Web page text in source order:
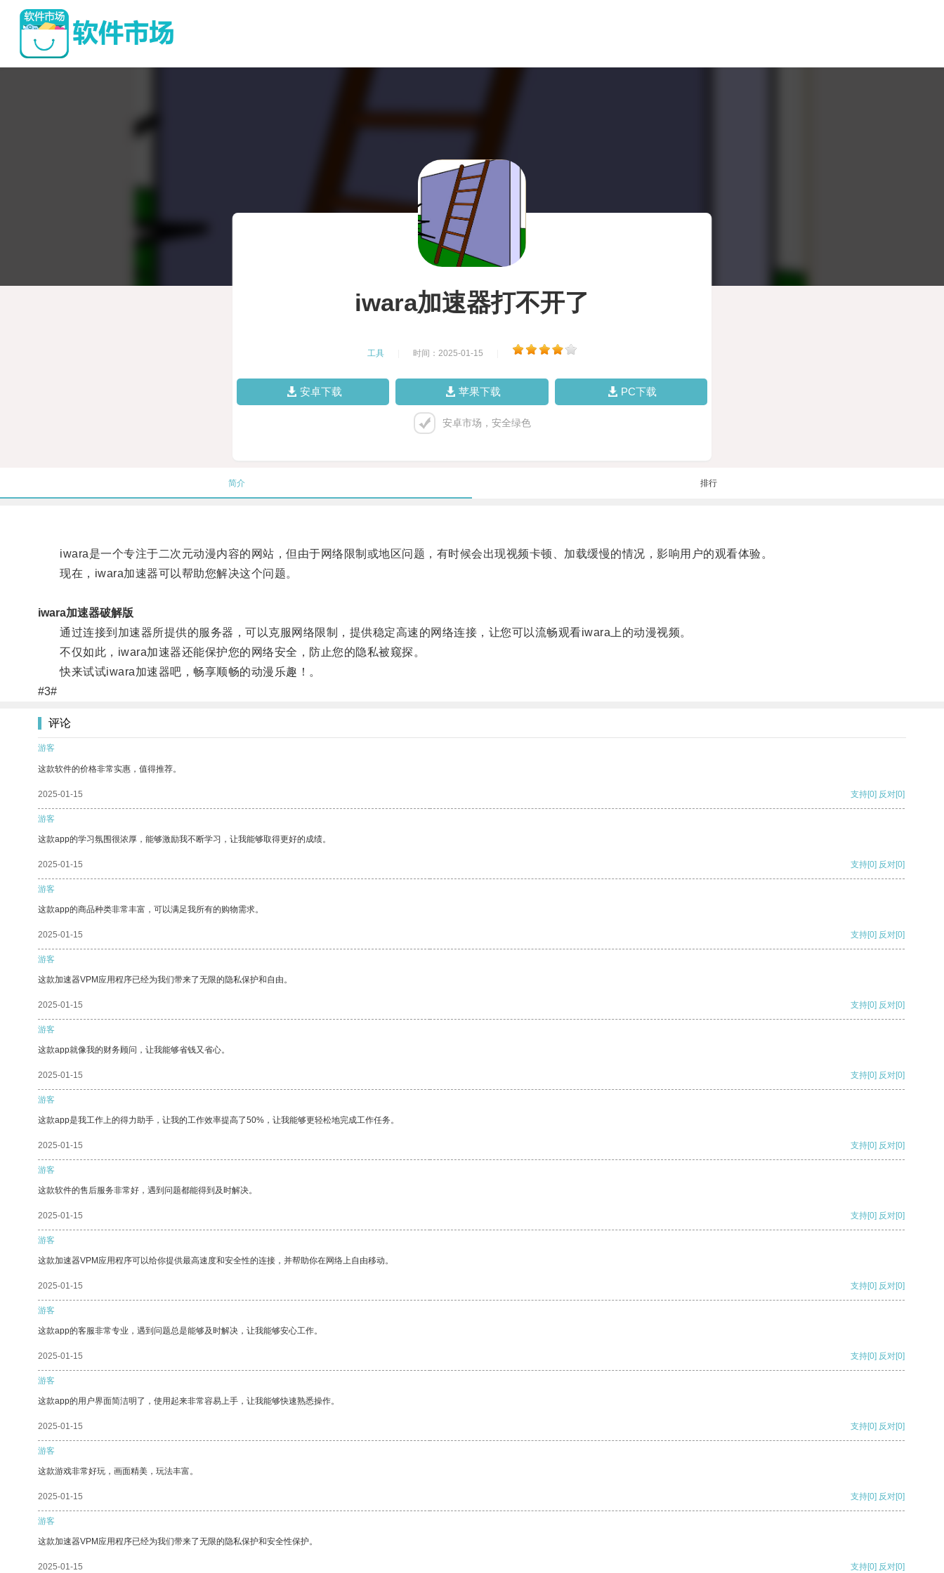
iwara加速器打不开了
工具 时间：2025-01-15
安卓下载 苹果下载 PC下载
安卓市场，安全绿色
简介 排行
iwara是一个专注于二次元动漫内容的网站，但由于网络限制或地区问题，有时候会出现视频卡顿、加载缓慢的情况，影响用户的观看体验。
现在，iwara加速器可以帮助您解决这个问题。
iwara加速器破解版
通过连接到加速器所提供的服务器，可以克服网络限制，提供稳定高速的网络连接，让您可以流畅观看iwara上的动漫视频。
不仅如此，iwara加速器还能保护您的网络安全，防止您的隐私被窥探。
快来试试iwara加速器吧，畅享顺畅的动漫乐趣！。
#3#
评论
游客
这款软件的价格非常实惠，值得推荐。
2025-01-15 支持[0] 反对[0]
游客
这款app的学习氛围很浓厚，能够激励我不断学习，让我能够取得更好的成绩。
2025-01-15 支持[0] 反对[0]
游客
这款app的商品种类非常丰富，可以满足我所有的购物需求。
2025-01-15 支持[0] 反对[0]
游客
这款加速器VPM应用程序已经为我们带来了无限的隐私保护和自由。
2025-01-15 支持[0] 反对[0]
游客
这款app就像我的财务顾问，让我能够省钱又省心。
2025-01-15 支持[0] 反对[0]
游客
这款app是我工作上的得力助手，让我的工作效率提高了50%，让我能够更轻松地完成工作任务。
2025-01-15 支持[0] 反对[0]
游客
这款软件的售后服务非常好，遇到问题都能得到及时解决。
2025-01-15 支持[0] 反对[0]
游客
这款加速器VPM应用程序可以给你提供最高速度和安全性的连接，并帮助你在网络上自由移动。
2025-01-15 支持[0] 反对[0]
游客
这款app的客服非常专业，遇到问题总是能够及时解决，让我能够安心工作。
2025-01-15 支持[0] 反对[0]
游客
这款app的用户界面简洁明了，使用起来非常容易上手，让我能够快速熟悉操作。
2025-01-15 支持[0] 反对[0]
游客
这款游戏非常好玩，画面精美，玩法丰富。
2025-01-15 支持[0] 反对[0]
游客
这款加速器VPM应用程序已经为我们带来了无限的隐私保护和安全性保护。
2025-01-15 支持[0] 反对[0]